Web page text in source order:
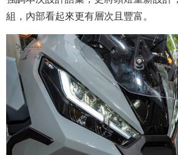
組，內部看起來更有層次且豐富。